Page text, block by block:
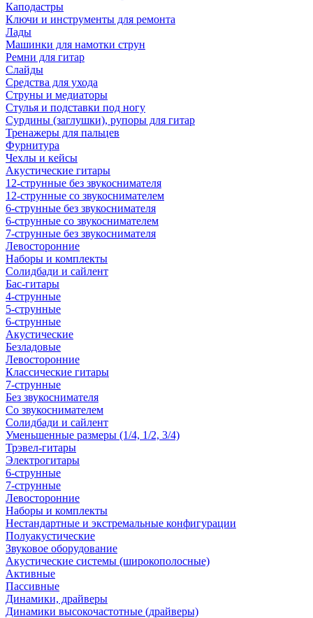
Каподастры
Ключи и инструменты для ремонта
Лады
Машинки для намотки струн
Ремни для гитар
Слайды
Средства для ухода
Струны и медиаторы
Стулья и подставки под ногу
Сурдины (заглушки), рупоры для гитар
Тренажеры для пальцев
Фурнитура
Чехлы и кейсы
Акустические гитары
12-струнные без звукоснимателя
12-струнные со звукоснимателем
6-струнные без звукоснимателя
6-струнные со звукоснимателем
7-струнные без звукоснимателя
Левосторонние
Наборы и комплекты
Солидбади и сайлент
Бас-гитары
4-струнные
5-струнные
6-струнные
Акустические
Безладовые
Левосторонние
Классические гитары
7-струнные
Без звукоснимателя
Со звукоснимателем
Солидбади и сайлент
Уменьшенные размеры (1/4, 1/2, 3/4)
Трэвел-гитары
Электрогитары
6-струнные
7-струнные
Левосторонние
Наборы и комплекты
Нестандартные и экстремальные конфигурации
Полуакустические
Звуковое оборудование
Акустические системы (широкополосные)
Активные
Пассивные
Динамики, драйверы
Динамики высокочастотные (драйверы)